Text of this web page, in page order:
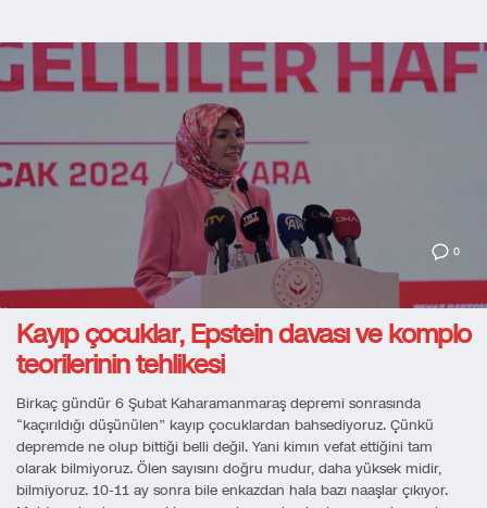
0
Kayıp çocuklar, Epstein davası ve komplo
teorilerinin tehlikesi
Birkaç gündür 6 Şubat Kaharamanmaraş depremi sonrasında
“kaçırıldığı düşünülen” kayıp çocuklardan bahsediyoruz. Çünkü
depremde ne olup bittiği belli değil. Yani kimın vefat ettiğini tam
olarak bilmiyoruz. Ölen sayısını doğru mudur, daha yüksek midir,
bilmiyoruz. 10-11 ay sonra bile enkazdan hala bazı naaşlar çıkıyor.